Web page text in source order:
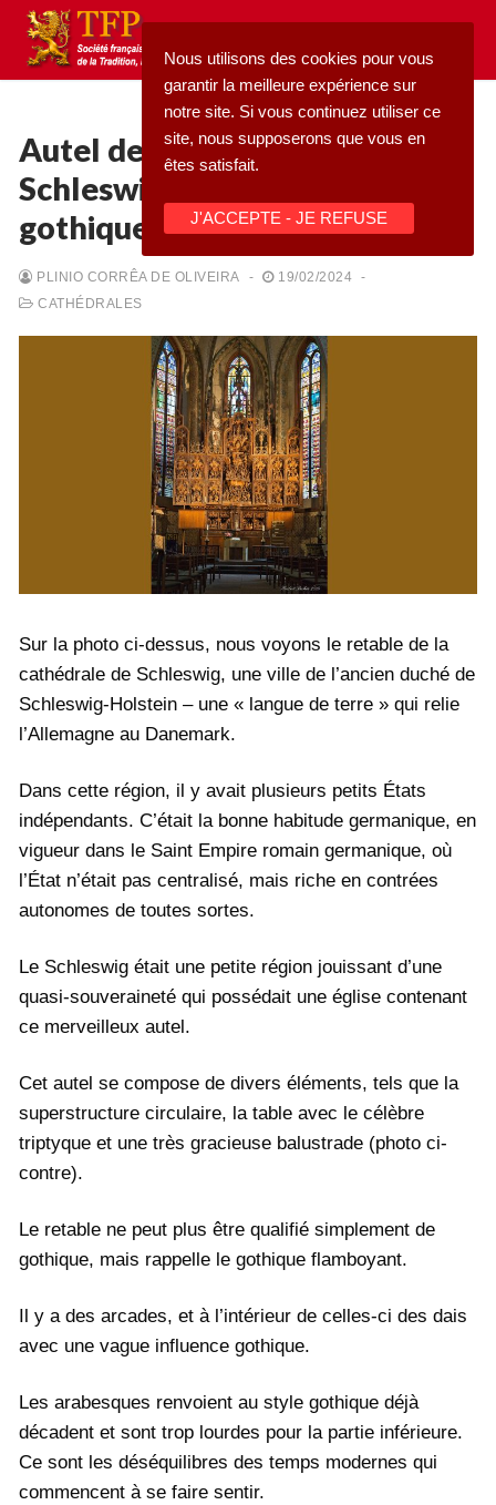
Aller
contenu
Rechercher
:
Accueil
Qu’est-ce que la TFP
Autel de la cathédrale de
Schleswig : réminiscence
gothique
PLINIO CORRÊA DE OLIVEIRA - 19/02/2024 -
CATHÉDRALES
Sur la photo ci-dessus, nous voyons le retable de la
cathédrale de Schleswig, une ville de l’ancien duché de
Schleswig-Holstein – une « langue de terre » qui relie
l’Allemagne au Danemark.
Dans cette région, il y avait plusieurs petits États
indépendants. C’était la bonne habitude germanique, en
vigueur dans le Saint Empire romain germanique, où
l’État n’était pas centralisé, mais riche en contrées
autonomes de toutes sortes.
Le Schleswig était une petite région jouissant d’une
quasi-souveraineté qui possédait une église contenant
ce merveilleux autel.
Cet autel se compose de divers éléments, tels que la
superstructure circulaire, la table avec le célèbre
triptyque et une très gracieuse balustrade (photo ci-
contre).
Le retable ne peut plus être qualifié simplement de
gothique, mais rappelle le gothique flamboyant.
Il y a des arcades, et à l’intérieur de celles-ci des dais
avec une vague influence gothique.
Les arabesques renvoient au style gothique déjà
décadent et sont trop lourdes pour la partie inférieure.
Ce sont les déséquilibres des temps modernes qui
commencent à se faire sentir.
Nous utilisons des cookies pour vous
garantir la meilleure expérience sur
notre site. Si vous continuez utiliser ce
site, nous supposerons que vous en
êtes satisfait.
J'ACCEPTE - JE REFUSE